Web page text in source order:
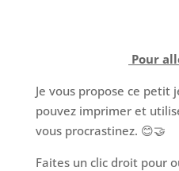
Pour
Je vous propose ce petit
pouvez imprimer et
vous procrastinez. 😊🤝
Faites un clic droit pour